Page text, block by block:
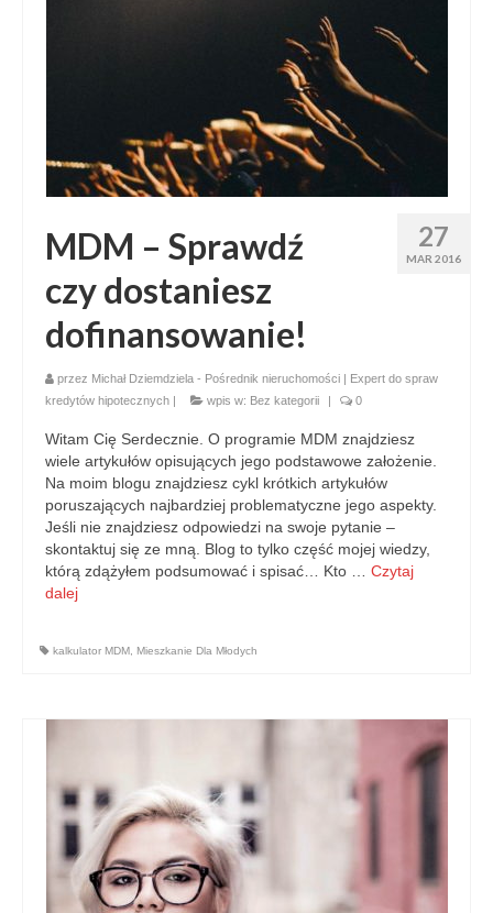
27
MAR 2016
MDM – Sprawdź
czy dostaniesz
dofinansowanie!
przez Michał Dziemdziela - Pośrednik nieruchomości | Expert do spraw
kredytów hipotecznych | wpis w: Bez kategorii | 0
Witam Cię Serdecznie. O programie MDM znajdziesz
wiele artykułów opisujących jego podstawowe założenie.
Na moim blogu znajdziesz cykl krótkich artykułów
poruszających najbardziej problematyczne jego aspekty.
Jeśli nie znajdziesz odpowiedzi na swoje pytanie –
skontaktuj się ze mną. Blog to tylko część mojej wiedzy,
którą zdążyłem podsumować i spisać… Kto … Czytaj
dalej
kalkulator MDM Mieszkanie Dla Młodych